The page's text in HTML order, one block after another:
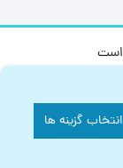
انتخاب گزینه ها